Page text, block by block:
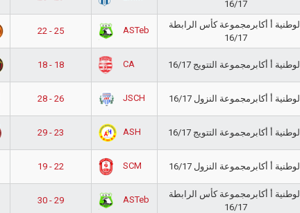
16/17
22 - 25 ASTeb
الوطنية أ أكابرمجموعة كأس الرابطة
16/17
18 - 18 CA الوطنية أ أكابرمجموعة التتويج 16/17
28 - 26 JSCH الوطنية أ أكابرمجموعة النزول 16/17
29 - 23 ASH الوطنية أ أكابرمجموعة التتويج 16/17
19 - 22 SCM الوطنية أ أكابرمجموعة النزول 16/17
30 - 29 ASTeb
الوطنية أ أكابرمجموعة كأس الرابطة
16/17